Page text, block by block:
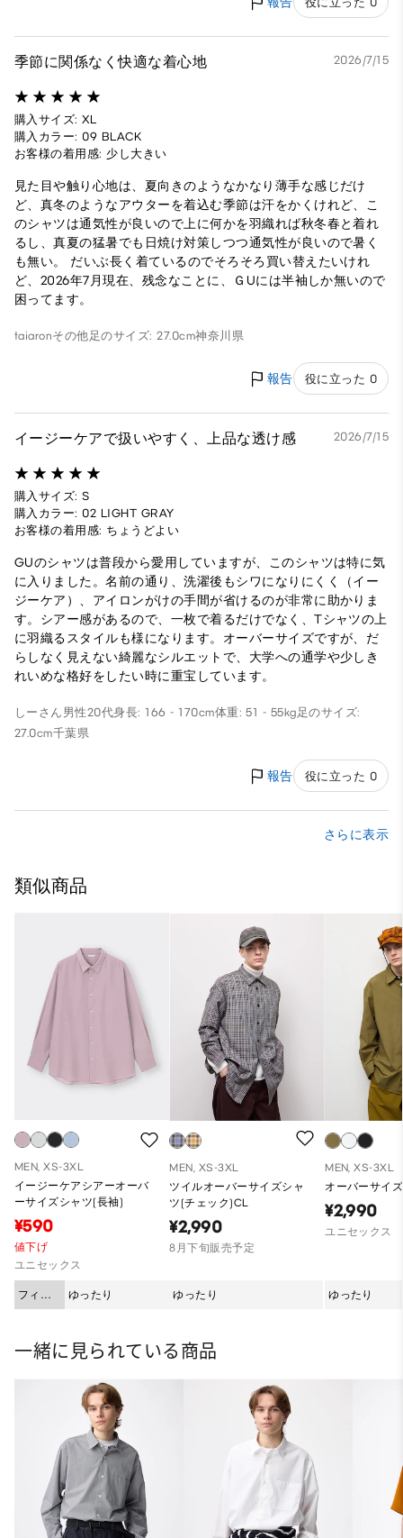
季節に関係なく快適な着心地 2026/7/15
購入サイズ: XL
購入カラー: 09 BLACK
お客様の着用感: 少し大きい
見た目や触り心地は、夏向きのようなかなり薄手な感じだけ
ど、真冬のようなアウターを着込む季節は汗をかくけれど、こ
のシャツは通気性が良いので上に何かを羽織れば秋冬春と着れ
るし、真夏の猛暑でも日焼け対策しつつ通気性が良いので暑く
も無い。 だいぶ長く着ているのでそろそろ買い替えたいけれ
ど、2026年7月現在、残念なことに、ＧUには半袖しか無いので
困ってます。
taiaronその他足のサイズ: 27.0cm神奈川県
報告 役に立った 0
イージーケアで扱いやすく、上品な透け感 2026/7/15
購入サイズ: S
購入カラー: 02 LIGHT GRAY
お客様の着用感: ちょうどよい
GUのシャツは普段から愛用していますが、このシャツは特に気
に入りました。名前の通り、洗濯後もシワになりにくく（イー
ジーケア）、アイロンがけの手間が省けるのが非常に助かりま
す。シアー感があるので、一枚で着るだけでなく、Tシャツの上
に羽織るスタイルも様になります。オーバーサイズですが、だ
らしなく見えない綺麗なシルエットで、大学への通学や少しき
れいめな格好をしたい時に重宝しています。
しーさん 男性20代身長: 166 - 170cm体重: 51 - 55kg足のサイズ:
27.0cm千葉県
報告 役に立った 0
さらに表示
類似商品
MEN, XS-3XL
イージーケアシアーオーバ
ーサイズシャツ(長袖)
¥590
値下げ
ユニセックス
フィッ
ト
ゆったり
MEN, XS-3XL
ツイルオーバーサイズシャ
ツ(チェック)CL
¥2,990
8月下旬販売予定
ゆったり
MEN, XS-3XL
オーバーサイ
¥2,990
ユニセックス
ゆったり
一緒に見られている商品